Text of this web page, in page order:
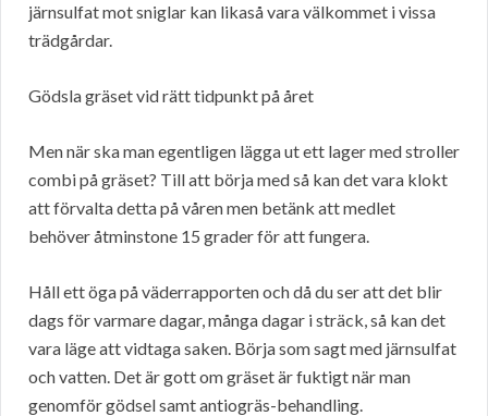
järnsulfat mot sniglar kan likaså vara välkommet i vissa
trädgårdar.
Gödsla gräset vid rätt tidpunkt på året
Men när ska man egentligen lägga ut ett lager med stroller
combi på gräset? Till att börja med så kan det vara klokt
att förvalta detta på våren men betänk att medlet
behöver åtminstone 15 grader för att fungera.
Håll ett öga på väderrapporten och då du ser att det blir
dags för varmare dagar, många dagar i sträck, så kan det
vara läge att vidtaga saken. Börja som sagt med järnsulfat
och vatten. Det är gott om gräset är fuktigt när man
genomför gödsel samt antiogräs-behandling.